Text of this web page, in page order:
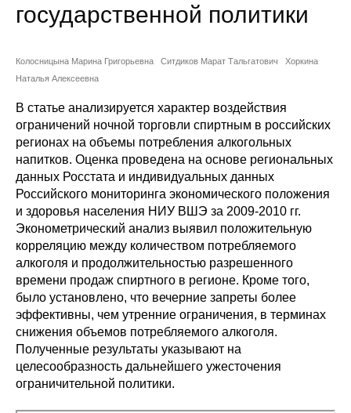
Администрация
Сотрудники
Отчетность
Противодействие коррупции
Материалы для СМИ
Публикации
Научная жизнь
Издания
Проблемы прогнозирования
О журнале
государственной политики
Колосницына Марина Григорьевна Ситдиков Марат Тальгатович
Хоркина
Наталья Алексеевна
В статье анализируется характер воздействия
ограничений ночной торговли спиртным в российских
регионах на объемы потребления алкогольных
напитков. Оценка проведена на основе региональных
данных Росстата и индивидуальных данных
Российского мониторинга экономического положения
и здоровья населения НИУ ВШЭ за 2009-2010 гг.
Эконометрический анализ выявил положительную
корреляцию между количеством потребляемого
алкоголя и продолжительностью разрешенного
времени продаж спиртного в регионе. Кроме того,
было установлено, что вечерние запреты более
эффективны, чем утренние ограничения, в терминах
снижения объемов потребляемого алкоголя.
Полученные результаты указывают на
целесообразность дальнейшего ужесточения
ограничительной политики.